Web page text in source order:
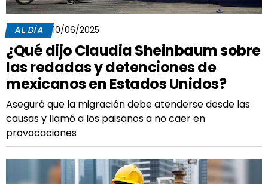
AL DÍA 10/06/2025
¿Qué dijo Claudia Sheinbaum sobre
las redadas y detenciones de
mexicanos en Estados Unidos?
Aseguró que la migración debe atenderse desde las
causas y llamó a los paisanos a no caer en
provocaciones